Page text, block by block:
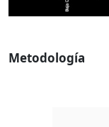
Metodología